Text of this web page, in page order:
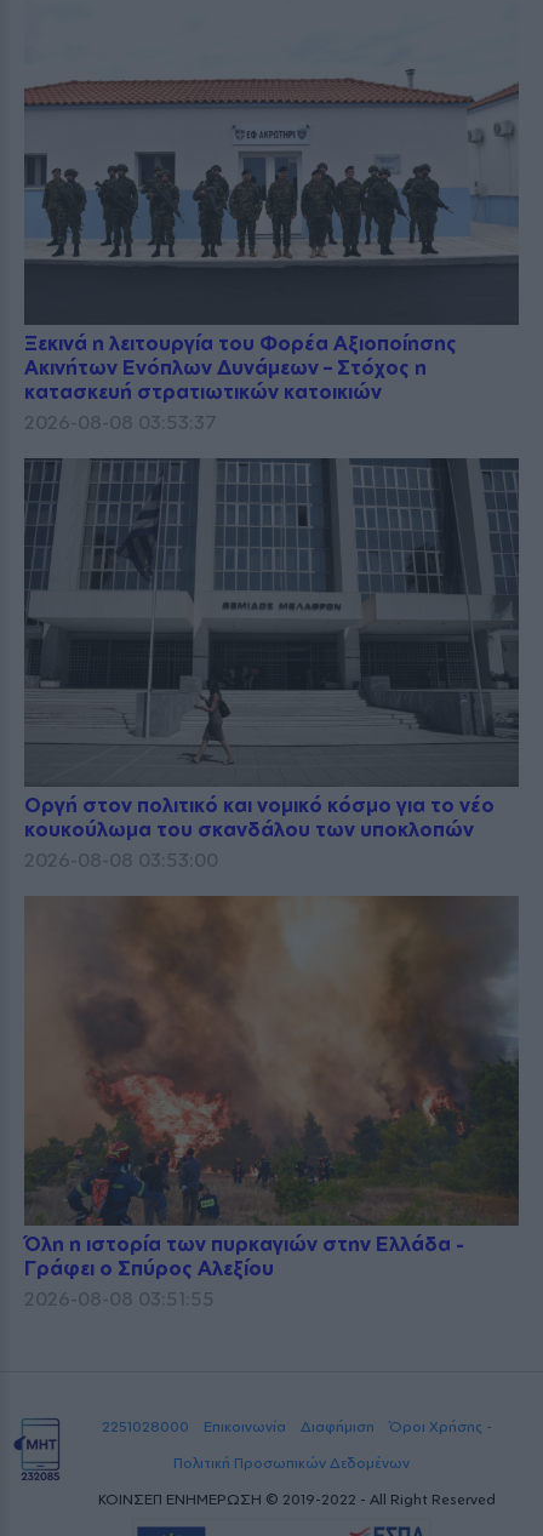
Ξεκινά η λειτουργία του Φορέα Αξιοποίησης
Ακινήτων Ενόπλων Δυνάμεων – Στόχος η
κατασκευή στρατιωτικών κατοικιών
2026-08-08 03:53:37
Οργή στον πολιτικό και νομικό κόσμο για το νέο
κουκούλωμα του σκανδάλου των υποκλοπών
2026-08-08 03:53:00
Όλη η ιστορία των πυρκαγιών στην Ελλάδα -
Γράφει ο Σπύρος Αλεξίου
2026-08-08 03:51:55
2251028000 Επικοινωνία Διαφήμιση
Όροι Χρήσης -
Πολιτική Προσωπικών Δεδομένων
ΚΟΙΝΣΕΠ ΕΝΗΜΕΡΩΣΗ © 2019-2022 - All Right Reserved